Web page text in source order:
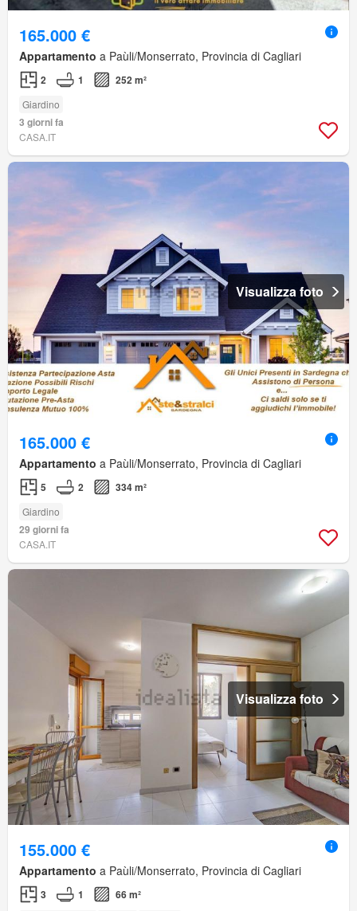
165.000 €
Appartamento a Paùli/Monserrato, Provincia di Cagliari
2 1 252 m²
Giardino
3 giorni fa
CASA.IT
Visualizza foto
165.000 €
Appartamento a Paùli/Monserrato, Provincia di Cagliari
5 2 334 m²
Giardino
29 giorni fa
CASA.IT
Visualizza foto
155.000 €
Appartamento a Paùli/Monserrato, Provincia di Cagliari
3 1 66 m²